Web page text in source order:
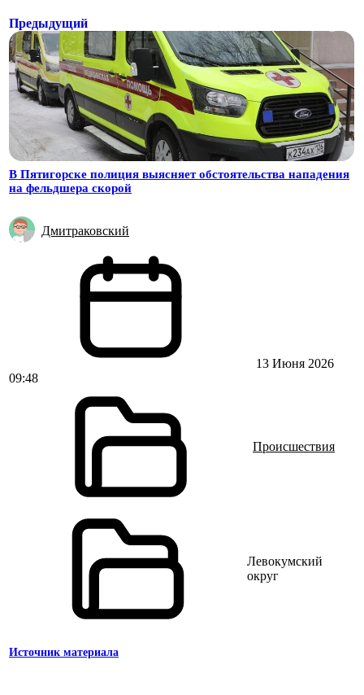
Предыдущий
В Пятигорске полиция выясняет обстоятельства нападения
на фельдшера скорой
Дмитраковский
13 Июня 2026
09:48
Происшествия
Левокумский
округ
Источник материала